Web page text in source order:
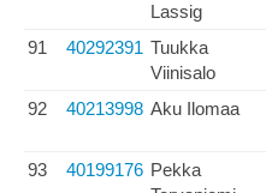
Lassig
91 40292391 Tuukka
Viinisalo
92 40213998 Aku Ilomaa
93 40199176 Pekka